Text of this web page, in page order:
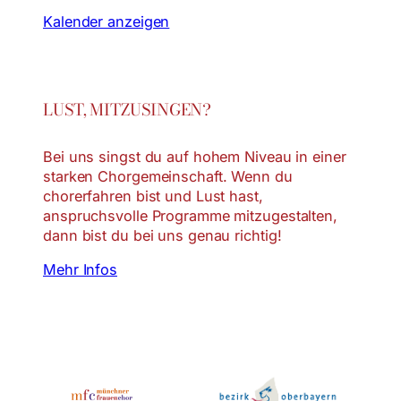
Kalender anzeigen
LUST, MITZUSINGEN?
Bei uns singst du auf hohem Niveau in einer
starken Chorgemeinschaft. Wenn du
chorerfahren bist und Lust hast,
anspruchsvolle Programme mitzugestalten,
dann bist du bei uns genau richtig!
Mehr Infos